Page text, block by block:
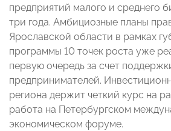
предприятий малого и среднего
три года. Амбициозные планы
Ярославской области в рамках
программы 10 точек роста уже
первую очередь за счет
предпринимателей.
региона держит четкий курс на
работа на Петербургском
экономическом форуме.